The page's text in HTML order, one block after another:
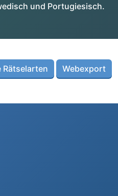
und Portugiesisch.
Rätselarten Webexport